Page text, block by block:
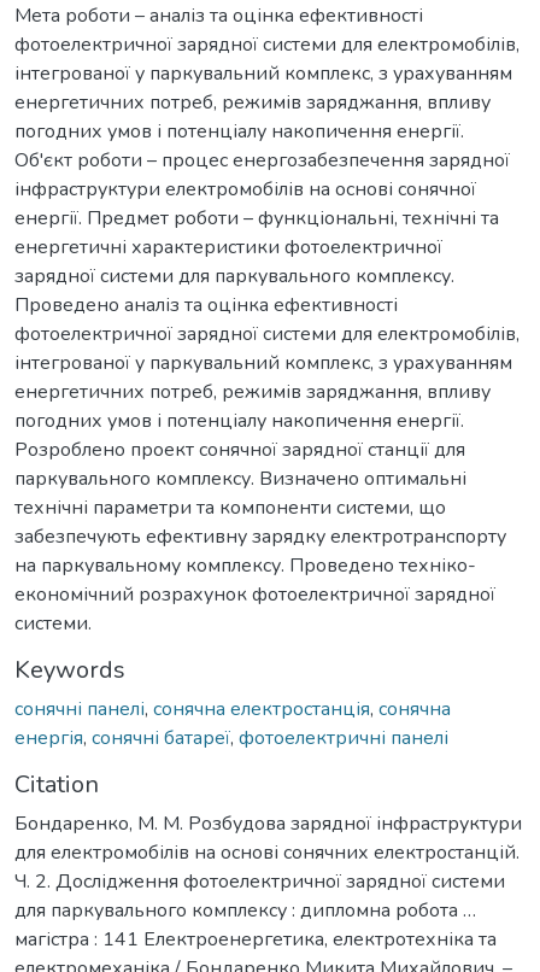
Мета роботи – аналіз та оцінка ефективності
фотоелектричної зарядної системи для електромобілів,
інтегрованої у паркувальний комплекс, з урахуванням
енергетичних потреб, режимів заряджання, впливу
погодних умов і потенціалу накопичення енергії.
Об'єкт роботи – процес енергозабезпечення зарядної
інфраструктури електромобілів на основі сонячної
енергії. Предмет роботи – функціональні, технічні та
енергетичні характеристики фотоелектричної
зарядної системи для паркувального комплексу.
Проведено аналіз та оцінка ефективності
фотоелектричної зарядної системи для електромобілів,
інтегрованої у паркувальний комплекс, з урахуванням
енергетичних потреб, режимів заряджання, впливу
погодних умов і потенціалу накопичення енергії.
Розроблено проект сонячної зарядної станції для
паркувального комплексу. Визначено оптимальні
технічні параметри та компоненти системи, що
забезпечують ефективну зарядку електротранспорту
на паркувальному комплексу. Проведено техніко-
економічний розрахунок фотоелектричної зарядної
системи.
Keywords
сонячні панелі, сонячна електростанція, сонячна
енергія, сонячні батареї, фотоелектричні панелі
Citation
Бондаренко, М. М. Розбудова зарядної інфраструктури
для електромобілів на основі сонячних електростанцій.
Ч. 2. Дослідження фотоелектричної зарядної системи
для паркувального комплексу : дипломна робота …
магістра : 141 Електроенергетика, електротехніка та